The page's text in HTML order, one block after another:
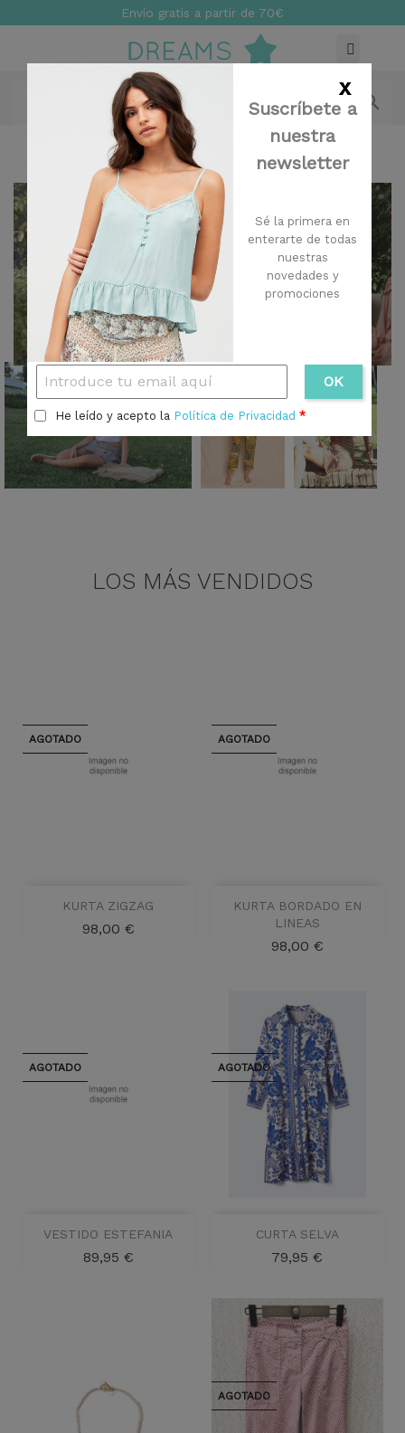
Suscríbete a
nuestra
newsletter
Sé la primera en
enterarte de todas
nuestras
novedades y
promociones
He leído y acepto la Política de Privacidad *
x
Envío gratis a partir de 70€
 

Anterior

LOS MÁS VENDIDOS
KURTA ZIGZAG
Precio
98,00 €
AGOTADO
KURTA BORDADO EN
LINEAS
Precio
98,00 €
AGOTADO
VESTIDO ESTEFANIA
Precio
89,95 €
AGOTADO
CURTA SELVA
Precio
79,95 €
AGOTADO
AGOTADO